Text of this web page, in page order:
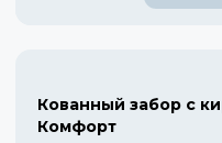
Кованный забор с
Комфорт